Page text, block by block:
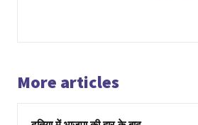
More articles